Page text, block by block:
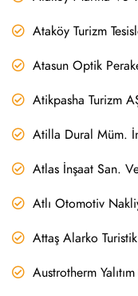
Ataköy Turizm
Atasun Optik
Atikpasha Turizm
Atilla Dural Müm.
Atlas İnşaat San.
Atlı Otomotiv
Attaş Alarko
Austrotherm